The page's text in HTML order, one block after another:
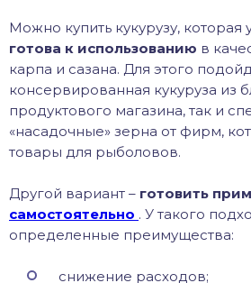
Можно купить кукурузу, которая
готова к использованию в
карпа и сазана. Для этого
консервированная кукуруза из
продуктового магазина, так и
«насадочные» зерна от фирм,
товары для рыболовов.
Другой вариант – готовить
самостоятельно . У такого
определенные преимущества:
снижение расходов;